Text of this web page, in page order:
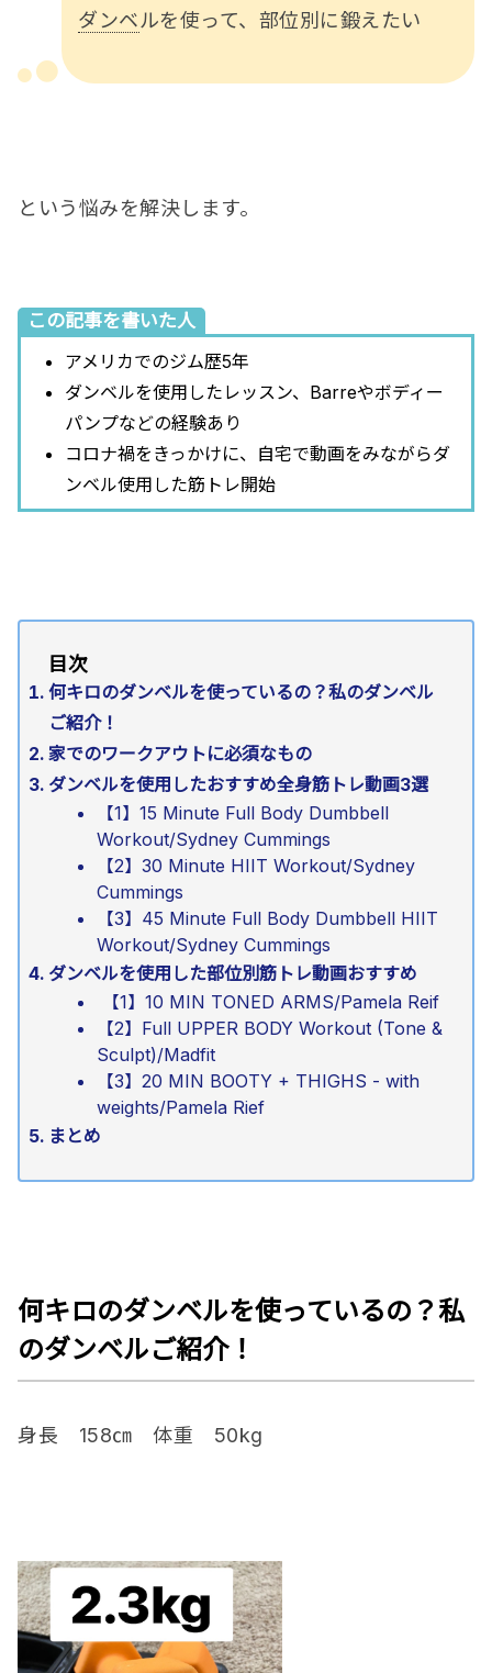
ダンベルを使って、部位別に鍛えたい
という悩みを解決します。
この記事を書いた人
アメリ カでのジム歴5年
ダンベルを使用したレッスン、Barreやボディー
パンプなどの経験あり
コロナ禍をきっかけに、自宅で動画をみながらダ
ンベル使用した筋トレ開始
何キロのダンベルを使っているの？私のダンベル
ご紹介！
家でのワークアウトに必須なもの
ダンベルを使用したおすすめ全身筋トレ動画3選
【1】15 Minute Full Body Dumbbell
Workout/Sydney Cummings
【2】30 Minute HIIT Workout/Sydney
Cummings
【3】45 Minute Full Body Dumbbell HIIT
Workout/Sydney Cummings
ダンベルを使用した部位別筋トレ動画おすすめ
【1】10 MIN TONED ARMS/Pamela Reif
【2】Full UPPER BODY Workout (Tone &
Sculpt)/Madfit
【3】20 MIN BOOTY + THIGHS - with
weights/Pamela Rief
まとめ
何キロのダンベルを使っているの？私
のダンベルご紹介！
身長 158㎝ 体重 50kg